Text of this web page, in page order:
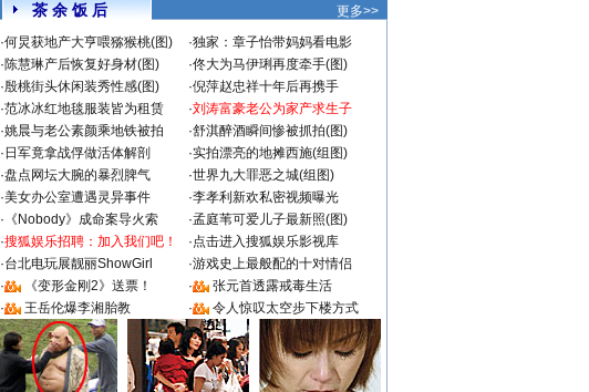
茶 余 饭 后
更多>>
·何炅获地产大亨喂猕猴桃(图) ·独家：章子怡带妈妈看电影
·陈慧琳产后恢复好身材(图) ·佟大为马伊琍再度牵手(图)
·殷桃街头休闲装秀性感(图) ·倪萍赵忠祥十年后再携手
·范冰冰红地毯服装皆为租赁 ·刘涛富豪老公为家产求生子
·姚晨与老公素颜乘地铁被拍 ·舒淇醉酒瞬间惨被抓拍(图)
· 日军竟拿战俘做活体解剖 ·实拍漂亮的地摊西施(组图)
·盘点网坛大腕的暴烈脾气 ·世界九大罪恶之城(组图)
·美女办公室遭遇灵异事件 ·李孝利新欢私密视频曝光
· 《Nobody》成命案导火索 ·孟庭苇可爱儿子最新照(图)
·搜狐娱乐招聘：加入我们吧！ ·点击进入搜狐娱乐影视库
·台北电玩展靓丽ShowGirl ·游戏史上最般配的十对情侣
·
《变形金刚2》送票！ ·
张元首透露戒毒生活
·
王岳伦爆李湘胎教 · 令人惊叹太空步下楼方式